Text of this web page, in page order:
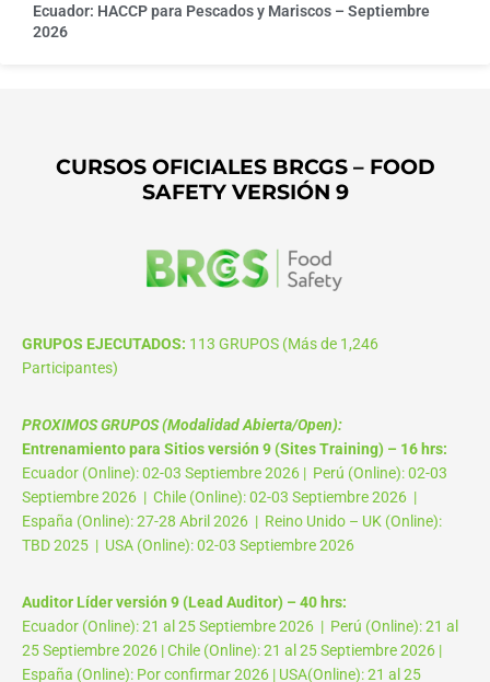
Ecuador: HACCP para Pescados y Mariscos – Septiembre
2026
CURSOS OFICIALES BRCGS – FOOD
SAFETY VERSIÓN 9
GRUPOS EJECUTADOS: 113 GRUPOS (Más de 1,246
Participantes)
PROXIMOS GRUPOS (Modalidad Abierta/Open):
Entrenamiento para Sitios versión 9 (Sites Training) – 16 hrs:
Ecuador (Online): 02-03 Septiembre 2026 | Perú (Online): 02-03
Septiembre 2026 | Chile (Online): 02-03 Septiembre 2026 |
España (Online): 27-28 Abril 2026 | Reino Unido – UK (Online):
TBD 2025 | USA (Online): 02-03 Septiembre 2026
Auditor Líder versión 9 (Lead Auditor) – 40 hrs:
Ecuador (Online): 21 al 25 Septiembre 2026 | Perú (Online): 21 al
25 Septiembre 2026 | Chile (Online): 21 al 25 Septiembre 2026 |
España (Online): Por confirmar 2026 | USA(Online): 21 al 25